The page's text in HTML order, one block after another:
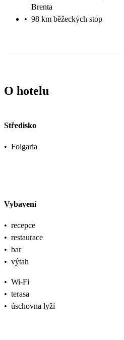
Brenta
• 98 km běžeckých stop
O hotelu
Středisko
• Folgaria
Vybavení
• recepce
• restaurace
• bar
• výtah
• Wi-Fi
• terasa
• úschovna lyží